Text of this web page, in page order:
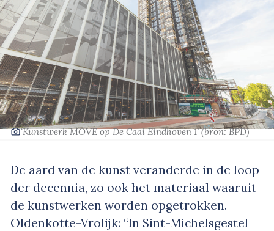
‘Kunstwerk MOVE op De Caai Eindhoven 1’(bron: BPD)
De aard van de kunst veranderde in de loop
der decennia, zo ook het materiaal waaruit
de kunstwerken worden opgetrokken.
Oldenkotte-Vrolijk: “In Sint-Michelsgestel